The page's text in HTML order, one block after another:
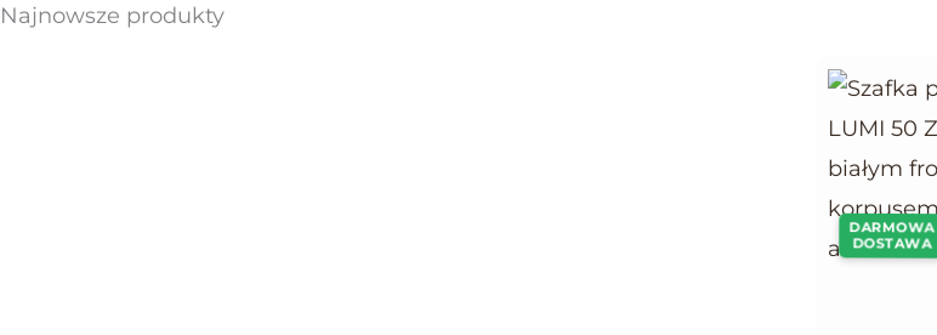
Najnowsze produkty
DARMOWA
DOSTAWA